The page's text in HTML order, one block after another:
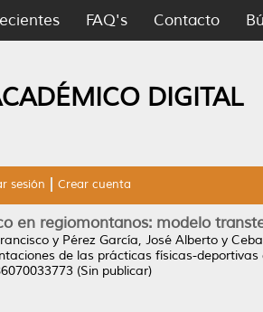
FAQ's Contacto
DIGITAL
sesión Crear cuenta
en regiomontanos: modelo
y Pérez García, José Alberto y
de las prácticas físicas-
(Sin publicar)